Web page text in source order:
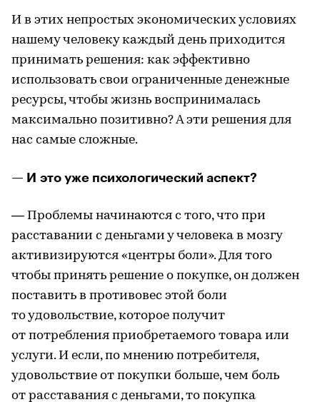
И в этих непростых экономических условиях
нашему человеку каждый день приходится
принимать решения: как эффективно
использовать свои ограниченные денежные
ресурсы, чтобы жизнь воспринималась
максимально позитивно? А эти решения для
нас самые сложные.
— И это уже психологический аспект?
— Проблемы начинаются с того, что при
расставании с деньгами у человека в мозгу
активизируются «центры боли». Для того
чтобы принять решение о покупке, он должен
поставить в противовес этой боли
то удовольствие, которое получит
от потребления приобретаемого товара или
услуги. И если, по мнению потребителя,
удовольствие от покупки больше, чем боль
от расставания с деньгами, то покупка